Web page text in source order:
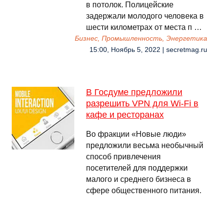
в потолок. Полицейские
задержали молодого человека в
шести километрах от места п …
Бизнес, Промышленность, Энергетика
15:00, Ноябрь 5, 2022 | secretmag.ru
В Госдуме предложили
разрешить VPN для Wi-Fi в
кафе и ресторанах
Во фракции «Новые люди»
предложили весьма необычный
способ привлечения
посетителей для поддержки
малого и среднего бизнеса в
сфере общественного питания.